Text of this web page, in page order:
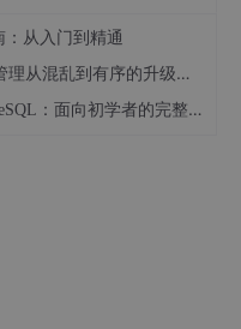
：从入门到精通
混乱到有序的升级之路
：面向初学者的完整指南